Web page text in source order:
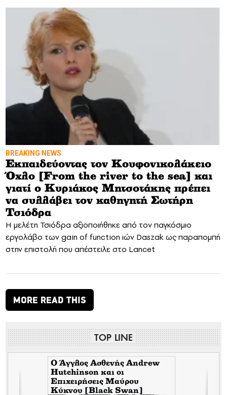
BREAKING NEWS
Εκπαιδεύοντας τον Κουφονικολάκειο
Όχλο [From the river to the sea] και
γιατί ο Κυριάκος Μητσοτάκης πρέπει
να συλλάβει τον καθηγητή Σωτήρη
Τσιόδρα
H μελέτη Τσιόδρα αξιοποιήθηκε από τον παγκόσμιο
εργολάβο των gain of function ιών Daszak ως παραπομπή
στην επιστολή που απέστειλε στο Lancet
MORE READ THIS
TOP LINE
Ο Άγγλος Ασθενής Andrew
Hutchinson και οι
Επιχειρήσεις Μαύρου
Κύκνου [Black Swan]